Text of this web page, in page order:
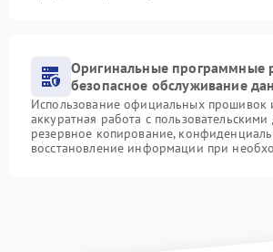
Оригинальные программные
безопасное обслуживание
Использование официальных прошивок
аккуратная работа с
резервное копирование,
восстановление информации при